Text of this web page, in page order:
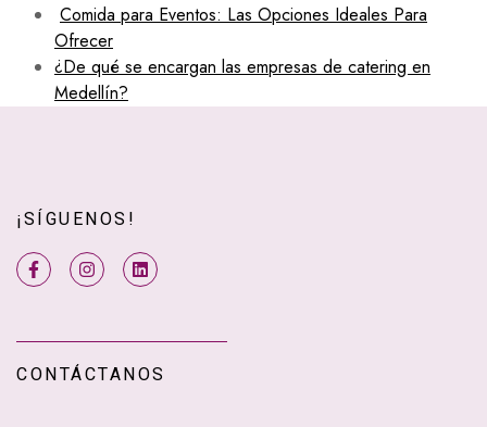
Comida para Eventos: Las Opciones Ideales Para
Ofrecer
¿De qué se encargan las empresas de catering en
Medellín?
¡SÍGUENOS!
CONTÁCTANOS